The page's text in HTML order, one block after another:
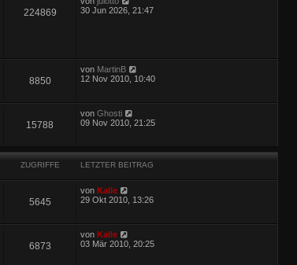
224869
30 Jun 2026, 21:47
8850
von MartinB
12 Nov 2010, 10:40
15788
vonGhosti
09 Nov 2010, 21:25
ZUGRIFFE LETZTER BEITRAG
5645
vonKalle
29 Okt 2010, 13:26
6873
vonKalle
03 Mär 2010, 20:25